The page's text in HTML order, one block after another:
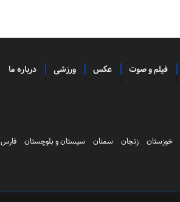
فیلم و صوت عکس ورزشی درباره ما
خوزستان زنجان سمنان سیستان و بلوچستان
فارس